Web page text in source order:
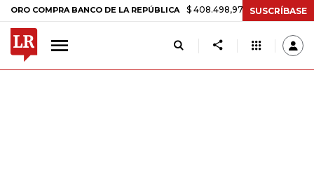
BANCO DE LA REPÚBLICA $ 408.498,97 +$ 8.753,81 +2,19%
SUSCRÍBASE